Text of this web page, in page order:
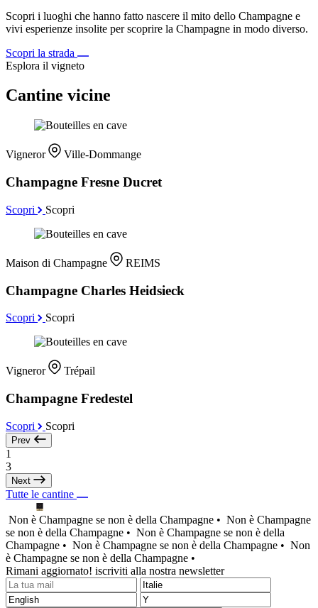
Scopri i luoghi che hanno fatto nascere il mito dello Champagne e
vivi esperienze insolite per scoprire la Champagne in modo diverso.
Scopri la strada
Esplora il vigneto
Cantine vicine
Vigneror Ville-Dommange
Champagne Fresne Ducret
Scopri Scopri
Maison di Champagne REIMS
Champagne Charles Heidsieck
Scopri Scopri
Vigneror Trépail
Champagne Fredestel
Scopri Scopri
Prev
1
3
Next
Tutte le cantine
Non è Champagne se non è della Champagne • Non è Champagne
se non è della Champagne • Non è Champagne se non è della
Champagne • Non è Champagne se non è della Champagne • Non
è Champagne se non è della Champagne •
Rimani aggiornato! iscriviti alla nostra newsletter